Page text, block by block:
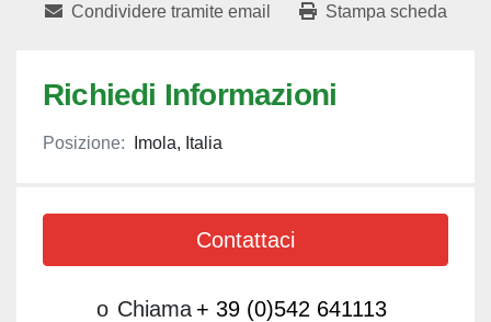
Condividere tramite email Stampa scheda
Richiedi Informazioni
Posizione: Imola, Italia
Contattaci
o Chiama + 39 (0)542 641113